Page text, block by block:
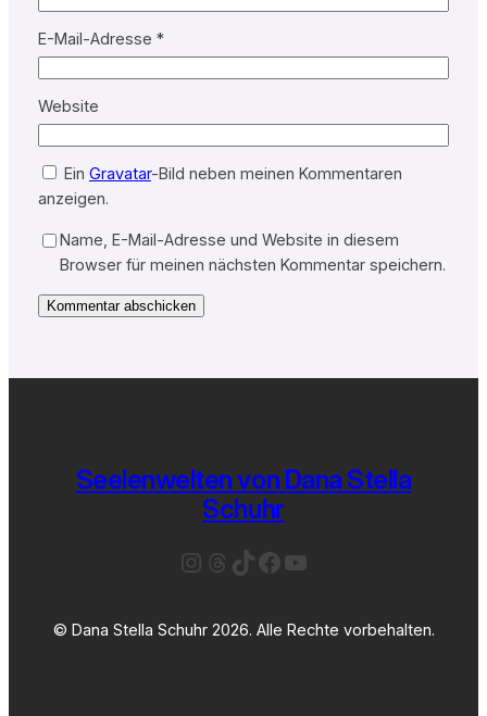
E-Mail-Adresse *
Website
Ein Gravatar-Bild neben meinen Kommentaren
anzeigen.
Name, E-Mail-Adresse und Website in diesem
Browser für meinen nächsten Kommentar speichern.
Seelenwelten von Dana Stella
Schuhr
Instagram
Threads
TikTok
Facebook
YouTube
© Dana Stella Schuhr 2026. Alle Rechte vorbehalten.